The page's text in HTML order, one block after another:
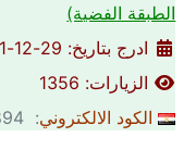
الطبقة الفضية)
ادرج بتاريخ: 29-12-2021
الزيارات: 1356
الكود الالكتروني: 894